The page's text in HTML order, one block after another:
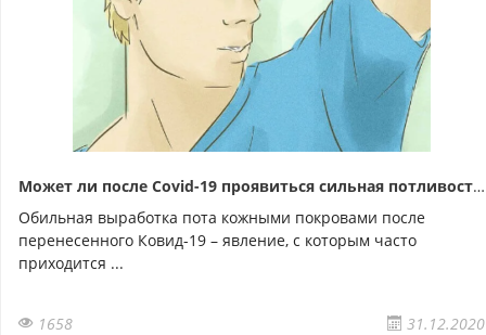
Может ли после Covid-19 проявиться сильная потливость?
Обильная выработка пота кожными покровами после
перенесенного Ковид-19 – явление, с которым часто
приходится ...
1658 31.12.2020